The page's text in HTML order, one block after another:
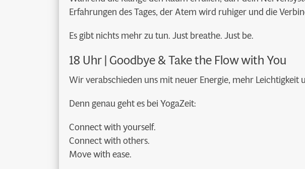
Erfahrungen des Tages, der Atem wird ruhiger und die
Es gibt nichts mehr zu tun. Just breathe. Just be.
18 Uhr | Goodbye & Take the Flow with You
Wir verabschieden uns mit neuer Energie, mehr
Denn genau geht es bei YogaZeit:
Connect with yourself.
Connect with others.
Move with ease.